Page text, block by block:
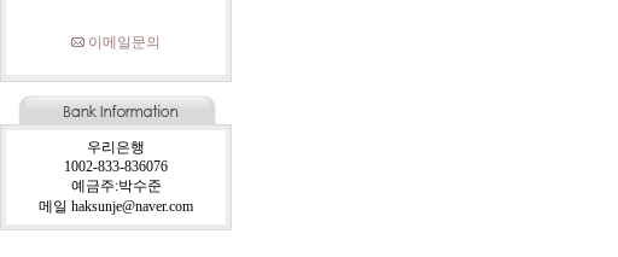
이메일문의
우리은행
1002-833-836076
예금주:박수준
메일 haksunje@naver.com